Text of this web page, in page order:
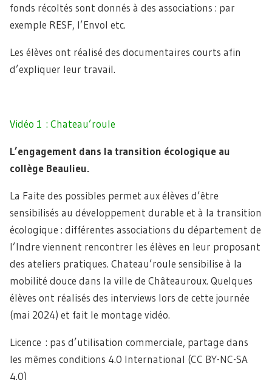
fonds récoltés sont donnés à des associations : par
exemple RESF, l’Envol etc.
Les élèves ont réalisé des documentaires courts afin
d’expliquer leur travail.
Vidéo 1 : Chateau’roule
L’engagement dans la transition écologique au
collège Beaulieu.
La Faite des possibles permet aux élèves d’être
sensibilisés au développement durable et à la transition
écologique : différentes associations du département de
l’Indre viennent rencontrer les élèves en leur proposant
des ateliers pratiques. Chateau’roule sensibilise à la
mobilité douce dans la ville de Châteauroux. Quelques
élèves ont réalisés des interviews lors de cette journée
(mai 2024) et fait le montage vidéo.
Licence : pas d’utilisation commerciale, partage dans
les mêmes conditions 4.0 International (CC BY-NC-SA
4.0)